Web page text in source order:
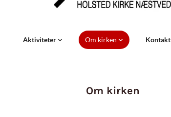
Aktiviteter Om kirken Kontakt
Om kirken